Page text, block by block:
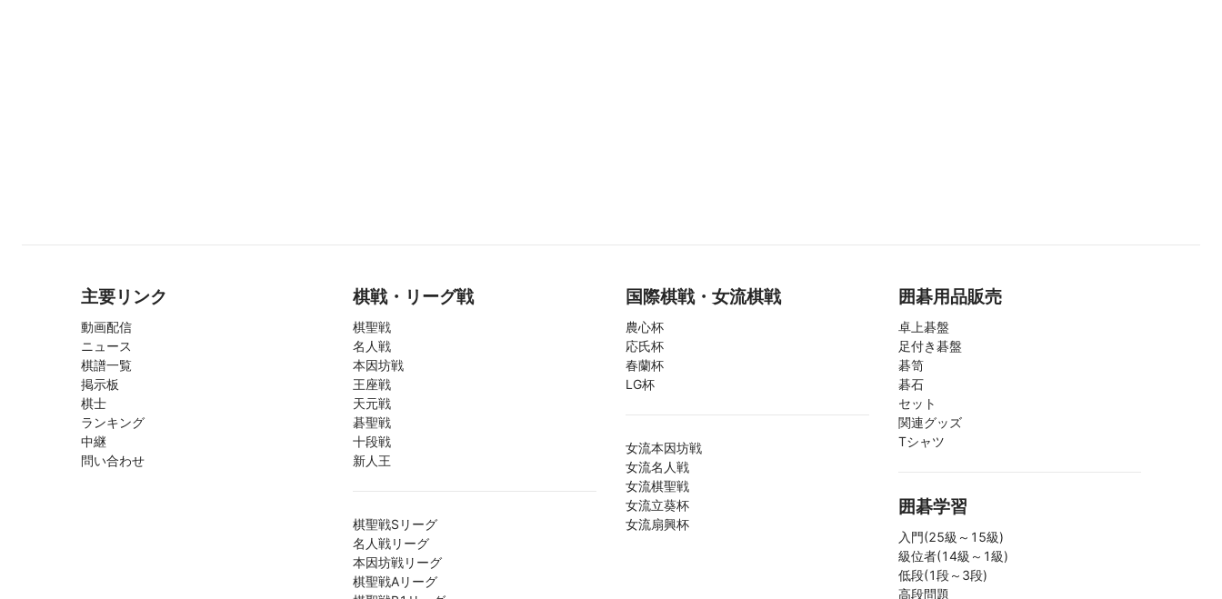
主要リンク
動画配信
ニュース
棋譜一覧
掲示板
棋士
ランキング
中継
問い合わせ
棋戦・リーグ戦
棋聖戦
名人戦
本因坊戦
王座戦
天元戦
碁聖戦
十段戦
新人王
棋聖戦Sリーグ
名人戦リーグ
本因坊戦リーグ
棋聖戦Aリーグ
国際棋戦・女流棋戦
農心杯
応氏杯
春蘭杯
LG杯
女流本因坊戦
女流名人戦
女流棋聖戦
女流立葵杯
女流扇興杯
囲碁用品販売
卓上碁盤
足付き碁盤
碁笥
碁石
セット
関連グッズ
Tシャツ
囲碁学習
入門(25級～15級)
級位者(14級～1級)
低段(1段～3段)
高段問題